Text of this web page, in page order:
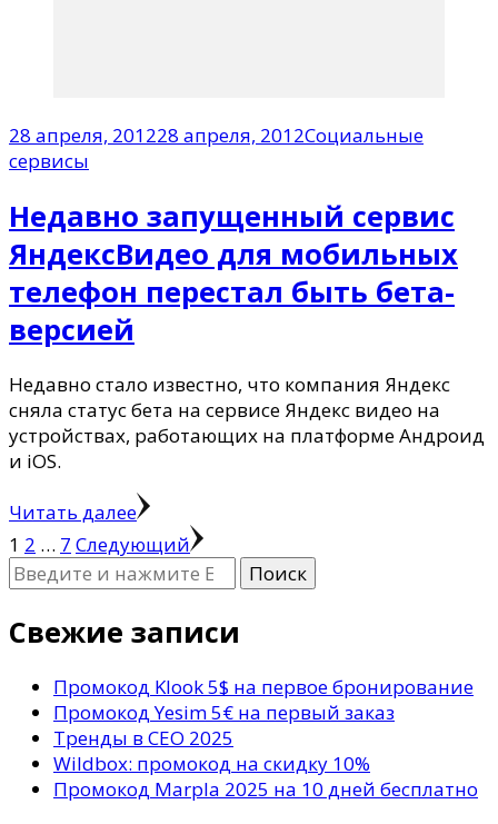
28 апреля, 201228 апреля, 2012Социальные
сервисы
Недавно запущенный сервис
ЯндексВидео для мобильных
телефон перестал быть бета-
версией
Недавно стало известно, что компания Яндекс
сняла статус бета на сервисе Яндекс видео на
устройствах, работающих на платформе Андроид
и iOS.
Читать далее
Пагинация
записей
Страница
1 Страница
2 … Страница
7 Следующий
Ищите
что-
то?
Свежие записи
Промокод Klook 5$ на первое бронирование
Промокод Yesim 5€ на первый заказ
Тренды в СЕО 2025
Wildbox: промокод на скидку 10%
Промокод Marpla 2025 на 10 дней бесплатно